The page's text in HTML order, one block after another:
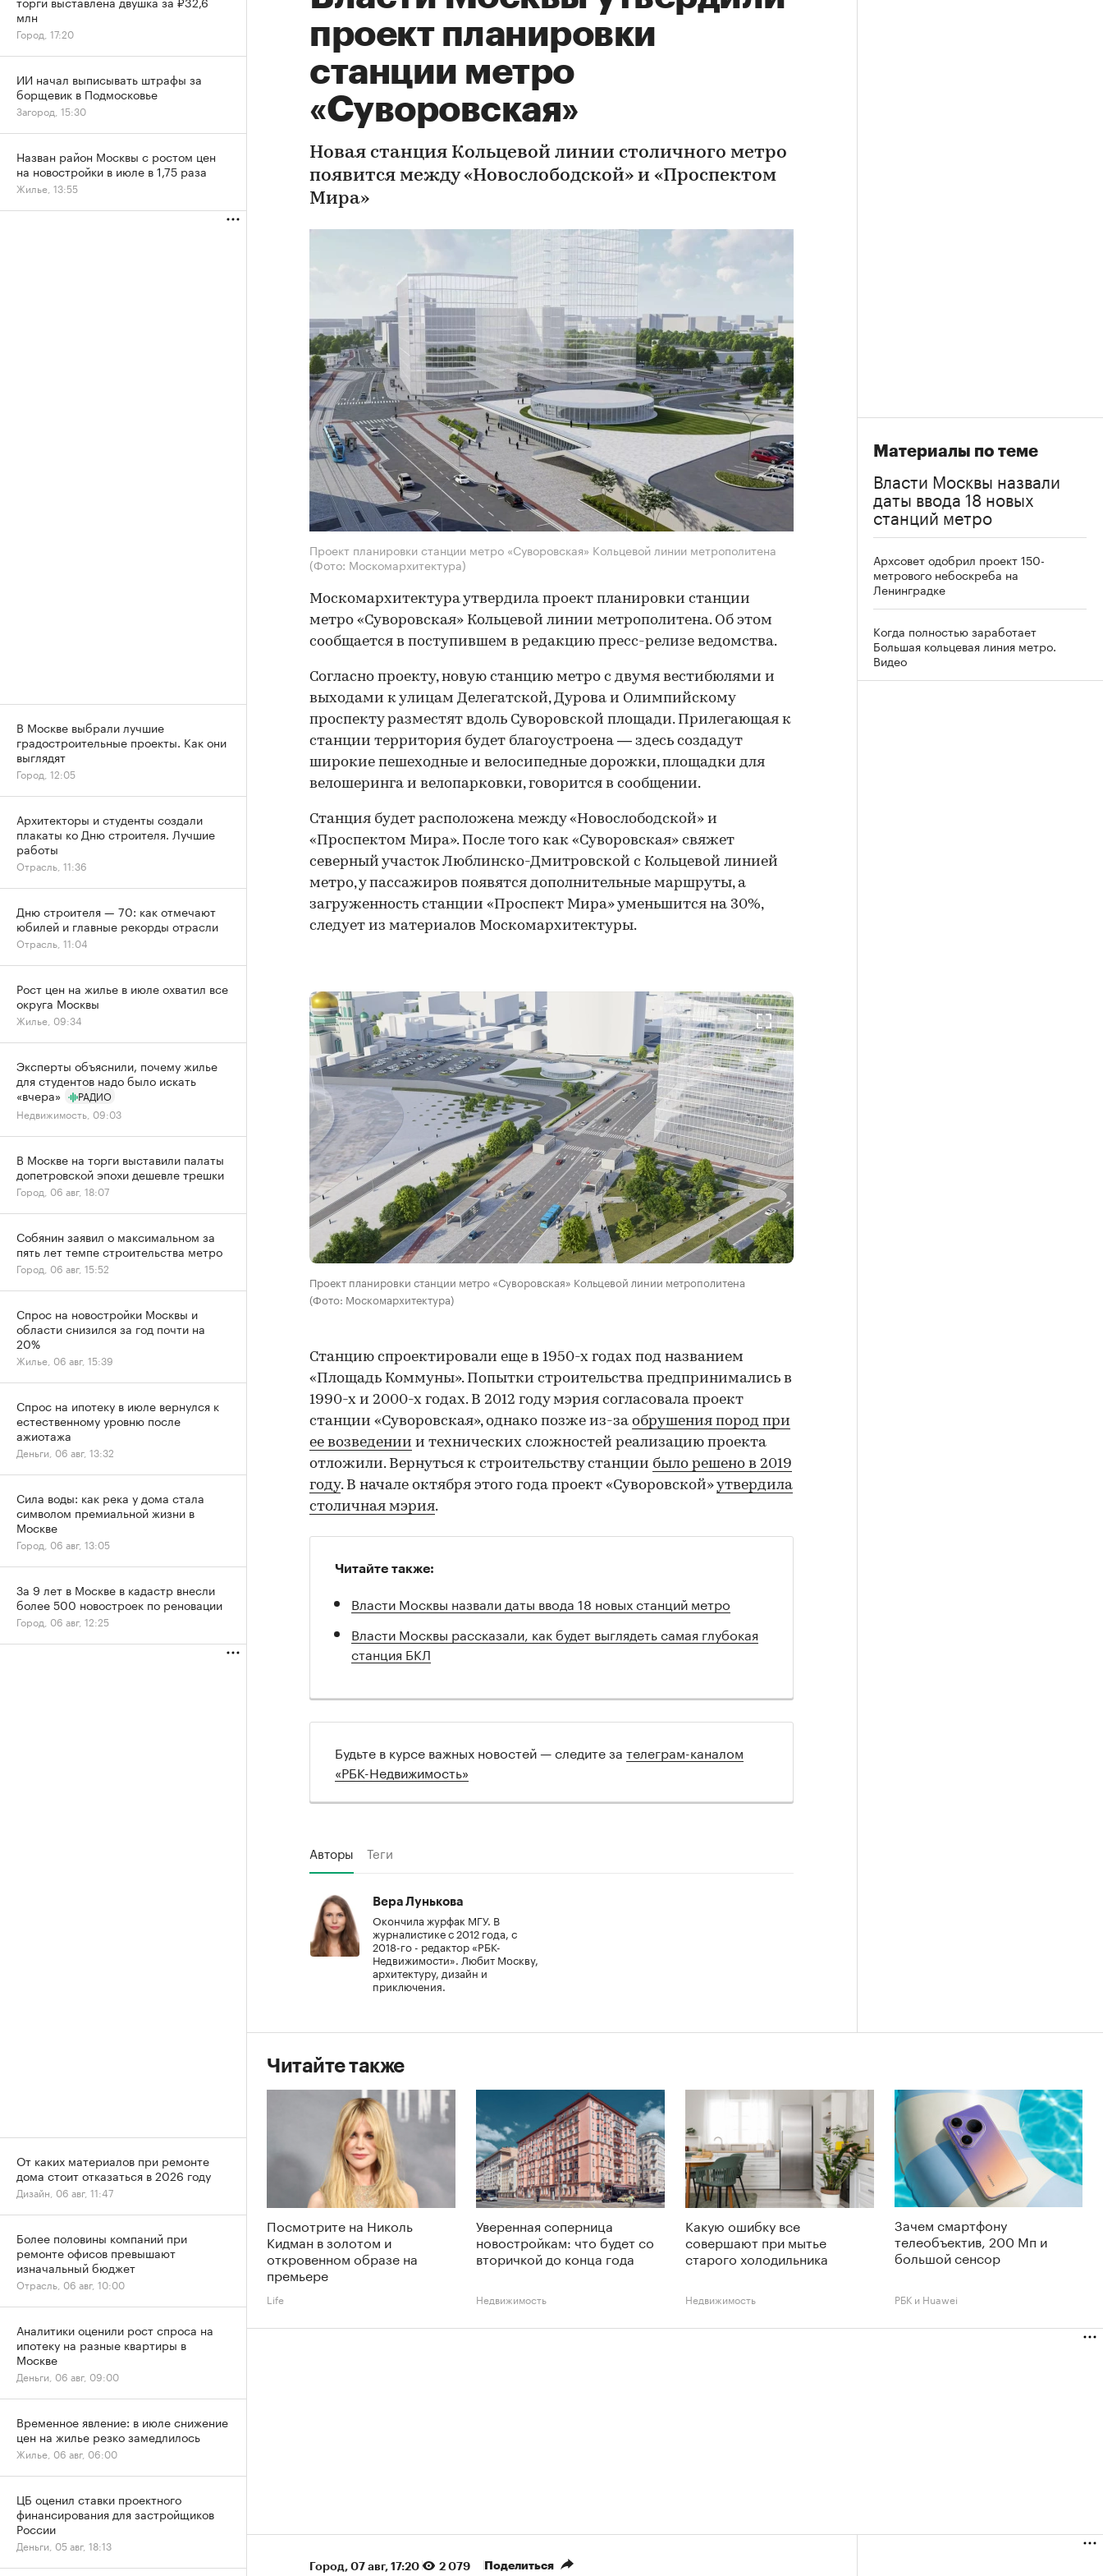
проект планировки
станции метро
«Суворовская»
Новая станция Кольцевой линии столичного метро
появится между «Новослободской» и «Проспектом
Мира»
Проект планировки станции метро «Суворовская» Кольцевой линии метрополитена
(Фото: Москомархитектура)
Москомархитектура утвердила проект планировки станции
метро «Суворовская» Кольцевой линии метрополитена. Об этом
сообщается в поступившем в редакцию пресс-релизе ведомства.
Согласно проекту, новую станцию метро с двумя вестибюлями и
выходами к улицам Делегатской, Дурова и Олимпийскому
проспекту разместят вдоль Суворовской площади. Прилегающая к
станции территория будет благоустроена — здесь создадут
широкие пешеходные и велосипедные дорожки, площадки для
велошеринга и велопарковки, говорится в сообщении.
Станция будет расположена между «Новослободской» и
«Проспектом Мира». После того как «Суворовская» свяжет
северный участок Люблинско-Дмитровской с Кольцевой линией
метро, у пассажиров появятся дополнительные маршруты, а
загруженность станции «Проспект Мира» уменьшится на 30%,
следует из материалов Москомархитектуры.
00:00 / 00:00
Проект планировки станции метро «Суворовская» Кольцевой линии метрополитена
(Фото: Москомархитектура)
Станцию спроектировали еще в 1950-х годах под названием
«Площадь Коммуны». Попытки строительства предпринимались в
1990-х и 2000-х годах. В 2012 году мэрия согласовала проект
станции «Суворовская», однако позже из-за обрушения пород при
ее возведении и технических сложностей реализацию проекта
отложили. Вернуться к строительству станции было решено в 2019
году. В начале октября этого года проект «Суворовской»утвердила
столичная мэрия.
Читайте также:
Власти Москвы назвали даты ввода 18 новых станций метро
Власти Москвы рассказали, как будет выглядеть самая глубокая
станция БКЛ
Будьте в курсе важных новостей — следите за телеграм-каналом
«РБК-Недвижимость»
Авторы Теги
Вера Лунькова
Окончила журфак МГУ. В
журналистике с 2012 года, с
2018-го - редактор «РБК-
Недвижимости». Любит Москву,
архитектуру, дизайн и
приключения.
Материалы по теме
Власти Москвы назвали
даты ввода 18 новых
станций метро
Архсовет одобрил проект 150-
метрового небоскреба на
Ленинградке
Когда полностью заработает
Большая кольцевая линия метро.
Видео
Читайте также
Посмотрите на Николь
Кидман в золотом и
откровенном образе на
премьере
Life
Уверенная соперница
новостройкам: что будет со
вторичкой до конца года
Недвижимость
Какую ошибку все
совершают при мытье
старого холодильника
Недвижимость
Зачем смартфону
телеобъектив, 200 Мп и
большой сенсор
РБК и Huawei
Город⁠, 07 авг, 17:20 2 079 Поделиться
млн
Город, 17:20
ИИ начал выписывать штрафы за
борщевик в Подмосковье
Загород, 15:30
Назван район Москвы с ростом цен
на новостройки в июле в 1,75 раза
Жилье, 13:55
В Москве выбрали лучшие
градостроительные проекты. Как они
выглядят
Город, 12:05
Архитекторы и студенты создали
плакаты ко Дню строителя. Лучшие
работы
Отрасль, 11:36
Дню строителя — 70: как отмечают
юбилей и главные рекорды отрасли
Отрасль, 11:04
Рост цен на жилье в июле охватил все
округа Москвы
Жилье, 09:34
Эксперты объяснили, почему жилье
для студентов надо было искать
«вчера»
РАДИО
Недвижимость, 09:03
В Москве на торги выставили палаты
допетровской эпохи дешевле трешки
Город, 06 авг, 18:07
Собянин заявил о максимальном за
пять лет темпе строительства метро
Город, 06 авг, 15:52
Спрос на новостройки Москвы и
области снизился за год почти на
20%
Жилье, 06 авг, 15:39
Спрос на ипотеку в июле вернулся к
естественному уровню после
ажиотажа
Деньги, 06 авг, 13:32
Сила воды: как река у дома стала
символом премиальной жизни в
Москве
Город, 06 авг, 13:05
За 9 лет в Москве в кадастр внесли
более 500 новостроек по реновации
Город, 06 авг, 12:25
От каких материалов при ремонте
дома стоит отказаться в 2026 году
Дизайн, 06 авг, 11:47
Более половины компаний при
ремонте офисов превышают
изначальный бюджет
Отрасль, 06 авг, 10:00
Аналитики оценили рост спроса на
ипотеку на разные квартиры в
Москве
Деньги, 06 авг, 09:00
Временное явление: в июле снижение
цен на жилье резко замедлилось
Жилье, 06 авг, 06:00
ЦБ оценил ставки проектного
финансирования для застройщиков
России
Деньги, 05 авг, 18:13